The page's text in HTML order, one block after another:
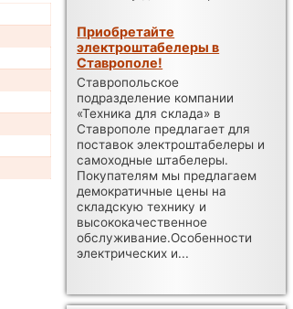
Приобретайте
электроштабелеры в
Ставрополе!
Ставропольское
подразделение компании
«Техника для склада» в
Ставрополе предлагает для
поставок электроштабелеры и
самоходные штабелеры.
Покупателям мы предлагаем
демократичные цены на
складскую технику и
высококачественное
обслуживание.Особенности
электрических и...